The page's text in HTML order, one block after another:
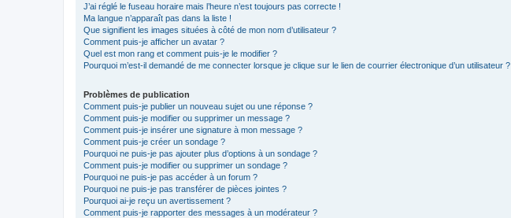
J’ai réglé le fuseau horaire mais l’heure n’est toujours pas correcte !
Ma langue n’apparaît pas dans la liste !
Que signifient les images situées à côté de mon nom d’utilisateur ?
Comment puis-je afficher un avatar ?
Quel est mon rang et comment puis-je le modifier ?
Pourquoi m’est-il demandé de me connecter lorsque je clique sur le lien de courrier électronique d’un utilisateur ?
Problèmes de publication
Comment puis-je publier un nouveau sujet ou une réponse ?
Comment puis-je modifier ou supprimer un message ?
Comment puis-je insérer une signature à mon message ?
Comment puis-je créer un sondage ?
Pourquoi ne puis-je pas ajouter plus d’options à un sondage ?
Comment puis-je modifier ou supprimer un sondage ?
Pourquoi ne puis-je pas accéder à un forum ?
Pourquoi ne puis-je pas transférer de pièces jointes ?
Pourquoi ai-je reçu un avertissement ?
Comment puis-je rapporter des messages à un modérateur ?